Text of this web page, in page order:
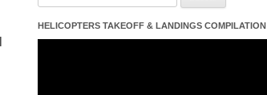
HELICOPTERS TAKEOFF & LANDINGS COMPILATION